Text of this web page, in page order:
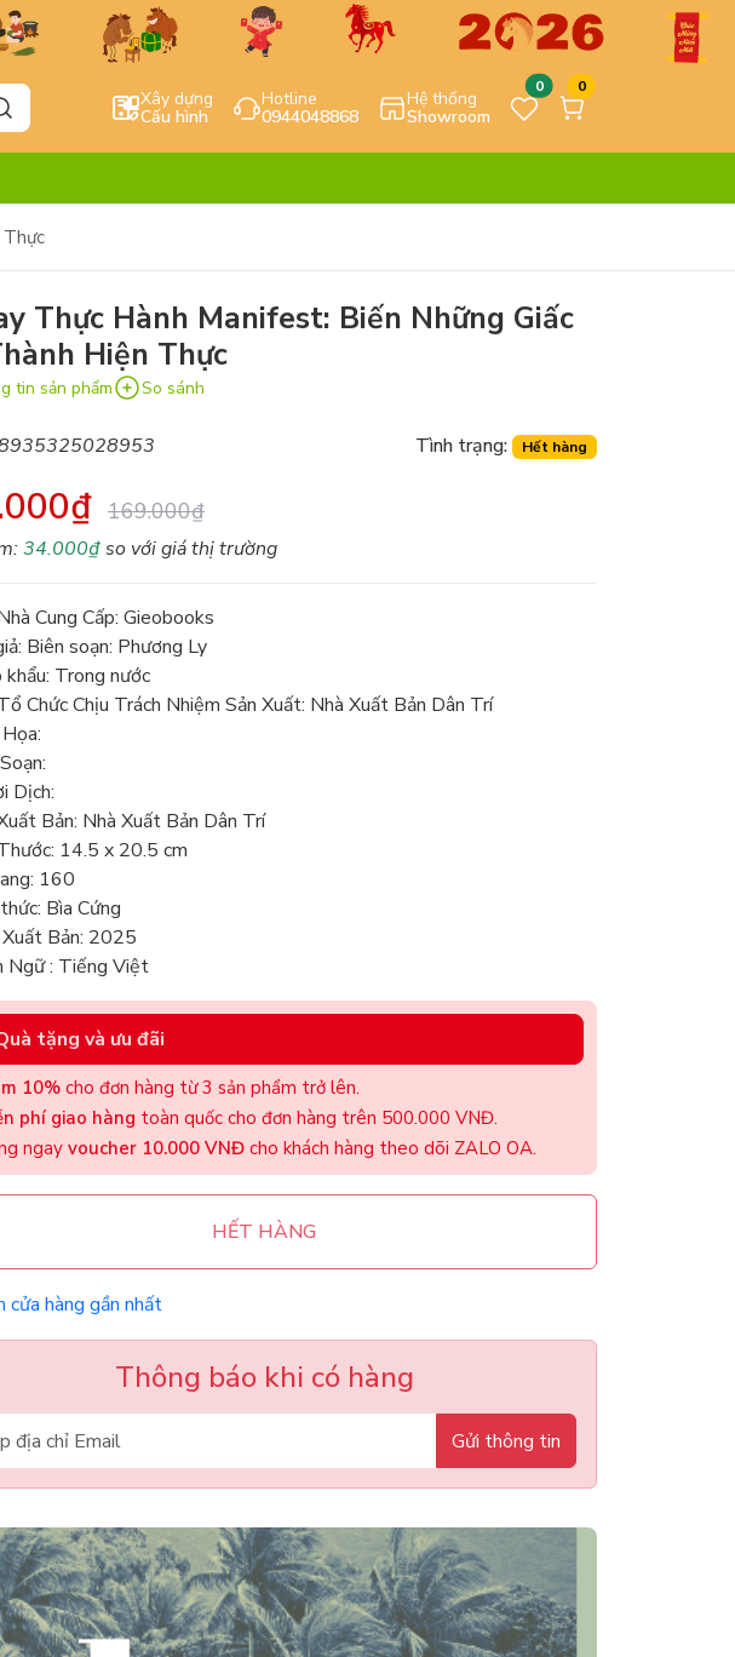
Xây dựng
Cấu hình
Hotline
0944048868
Hệ thống
Showroom
0 0
Thực Hành Manifest: Biến Những Giấc
Hiện Thực
tin sản phẩm So sánh
Tình trạng: Hết hàng
169.000₫
34.000₫so với giá thị trường
Cung Cấp: Gieobooks
Biên soạn: Phương Ly
khẩu: Trong nước
Chức Chịu Trách Nhiệm Sản Xuất: Nhà Xuất Bản Dân Trí
Dịch:
Bản: Nhà Xuất Bản Dân Trí
14.5 x 20.5 cm
160
Bìa Cứng
Bản: 2025
Ngữ : Tiếng Việt
tặng và ưu đãi
10%cho đơn hàng từ 3 sản phẩm trở lên.
phí giao hàng toàn quốc cho đơn hàng trên 500.000 VNĐ.
ngayvoucher 10.000 VNĐ cho khách hàng theo dõi ZALO OA.
HẾT HÀNG
cửa hàng gần nhất
Thông báo khi có hàng
Gửi thông tin